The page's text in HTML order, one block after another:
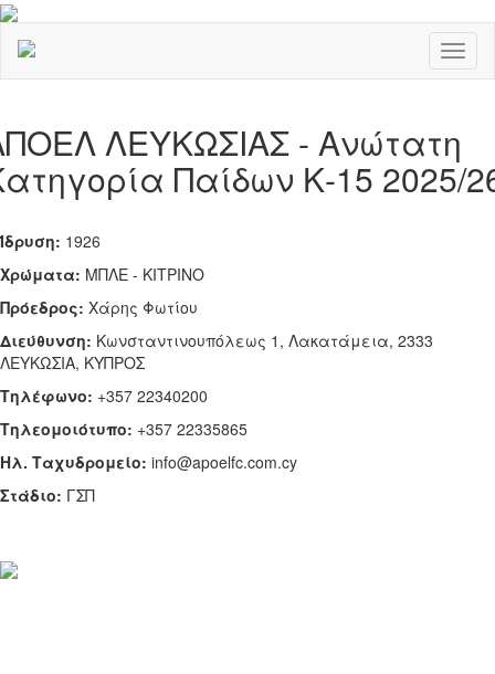
ΛΕΥΚΩΣΙΑΣ - Ανώτατη
Παίδων Κ-15 2025/
Ίδρυση: 1926
Χρώματα: ΜΠΛΕ - ΚΙΤΡΙΝΟ
Πρόεδρος: Χάρης Φωτίου
Διεύθυνση: Κωνσταντινουπόλεως 1, Λακατάμεια, 2333
ΛΕΥΚΩΣΙΑ, ΚΥΠΡΟΣ
Τηλέφωνο: +357 22340200
Tηλεομοιότυπο: +357 22335865
Ηλ. Ταχυδρομείο: info@apoelfc.com.cy
Στάδιο: ΓΣΠ